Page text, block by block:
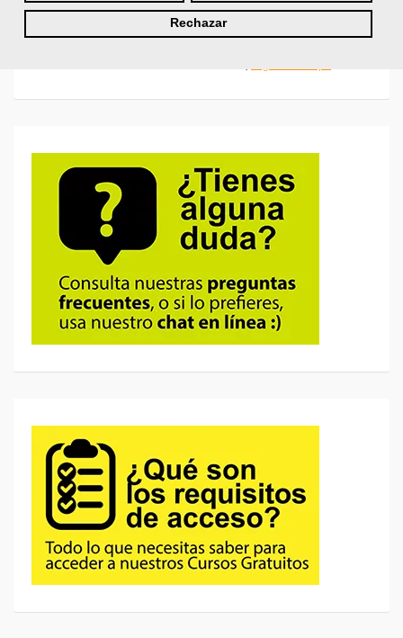
Rechazar
¿No recuerdas tu nombre de usuario o contraseña?